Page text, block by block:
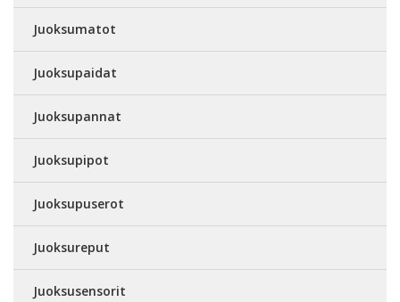
Juoksumatot
Juoksupaidat
Juoksupannat
Juoksupipot
Juoksupuserot
Juoksureput
Juoksusensorit